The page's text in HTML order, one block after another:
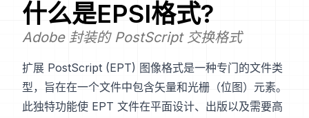
什么是EPSI格式?
Adobe 封装的 PostScript 交换格式
扩展 PostScript (EPT) 图像格式是一种专门的文件类
型，旨在在一个文件中包含矢量和光栅（位图）元素。
此独特功能使 EPT 文件在平面设计、出版以及需要高